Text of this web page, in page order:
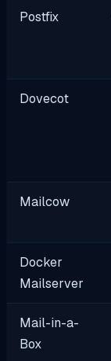
Postfix
Dovecot
Mailcow
Docker
Mailserver
Mail-in-a-
Box